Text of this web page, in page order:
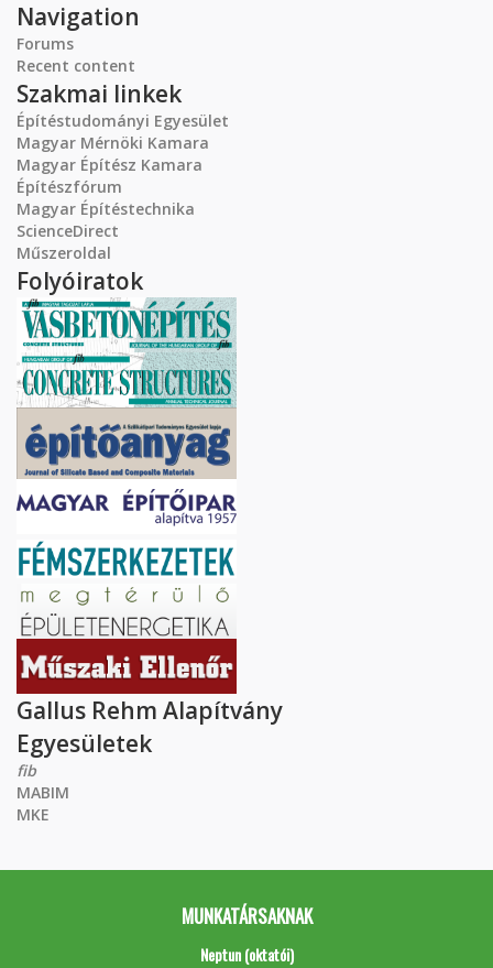
Navigation
Forums
Recent content
Szakmai linkek
Építéstudományi Egyesület
Magyar Mérnöki Kamara
Magyar Építész Kamara
Építészfórum
Magyar Építéstechnika
ScienceDirect
Műszeroldal
Folyóiratok
Gallus Rehm Alapítvány
Egyesületek
fib
MABIM
MKE
MUNKATÁRSAKNAK
Neptun (oktatói)